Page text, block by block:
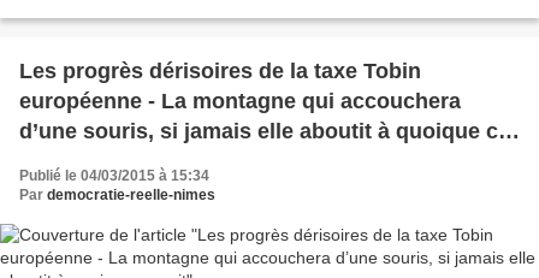
Les progrès dérisoires de la taxe Tobin
européenne - La montagne qui accouchera
d’une souris, si jamais elle aboutit à quoique ce
Publié le 04/03/2015 à 15:34
Par democratie-reelle-nimes